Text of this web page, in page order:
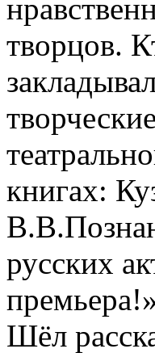
творцов.
книгах:
русских
Шёл